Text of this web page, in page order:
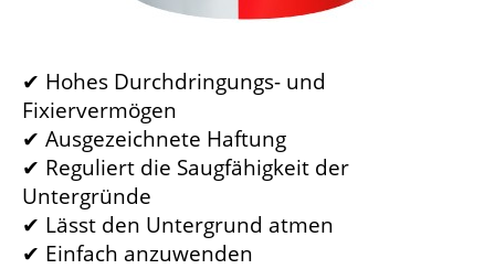
✔ Hohes Durchdringungs- und
Fixiervermögen
✔ Ausgezeichnete Haftung
✔ Reguliert die Saugfähigkeit der
Untergründe
✔ Lässt den Untergrund atmen
✔ Einfach anzuwenden